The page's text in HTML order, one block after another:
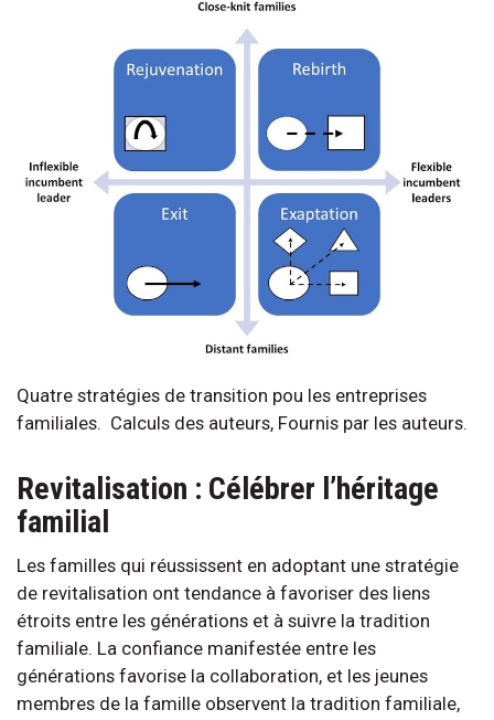
Quatre stratégies de transition pou les entreprises
familiales. Calculs des auteurs, Fournis par les auteurs.
Revitalisation : Célébrer l’héritage
familial
Les familles qui réussissent en adoptant une stratégie
de revitalisation ont tendance à favoriser des liens
étroits entre les générations et à suivre la tradition
familiale. La confiance manifestée entre les
générations favorise la collaboration, et les jeunes
membres de la famille observent la tradition familiale,